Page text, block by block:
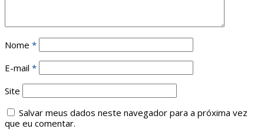
Nome *
E-mail *
Site
Salvar meus dados neste navegador para a próxima vez
que eu comentar.